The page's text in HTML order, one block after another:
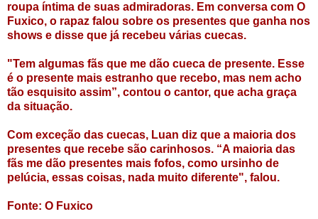
roupa íntima de suas admiradoras. Em conversa com O
Fuxico, o rapaz falou sobre os presentes que ganha nos
shows e disse que já recebeu várias cuecas.
"Tem algumas fãs que me dão cueca de presente. Esse
é o presente mais estranho que recebo, mas nem acho
tão esquisito assim”, contou o cantor, que acha graça
da situação.
Com exceção das cuecas, Luan diz que a maioria dos
presentes que recebe são carinhosos. “A maioria das
fãs me dão presentes mais fofos, como ursinho de
pelúcia, essas coisas, nada muito diferente", falou.
Fonte: O Fuxico